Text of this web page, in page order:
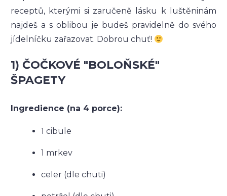
receptů, kterými si zaručeně lásku k luštěninám
najdeš a s oblibou je budeš pravidelně do svého
jídelníčku zařazovat. Dobrou chuť!
1) ČOČKOVÉ "BOLOŇSKÉ"
ŠPAGETY
Ingredience (na 4 porce):
1 cibule
1 mrkev
celer (dle chuti)